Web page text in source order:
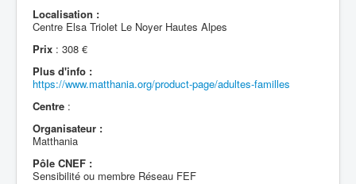
Localisation :
Centre Elsa Triolet Le Noyer Hautes Alpes
Prix : 308 €
Plus d'info :
https://www.matthania.org/product-page/adultes-familles
Centre :
Organisateur :
Matthania
Pôle CNEF :
Sensibilité ou membre Réseau FEF